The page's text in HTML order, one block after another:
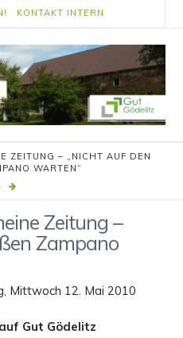
KONTAKT INTERN
ZEITUNG – „NICHT AUF DEN
WARTEN“
Zeitung –
Zampano
Mittwoch 12. Mai 2010
Gut Gödelitz